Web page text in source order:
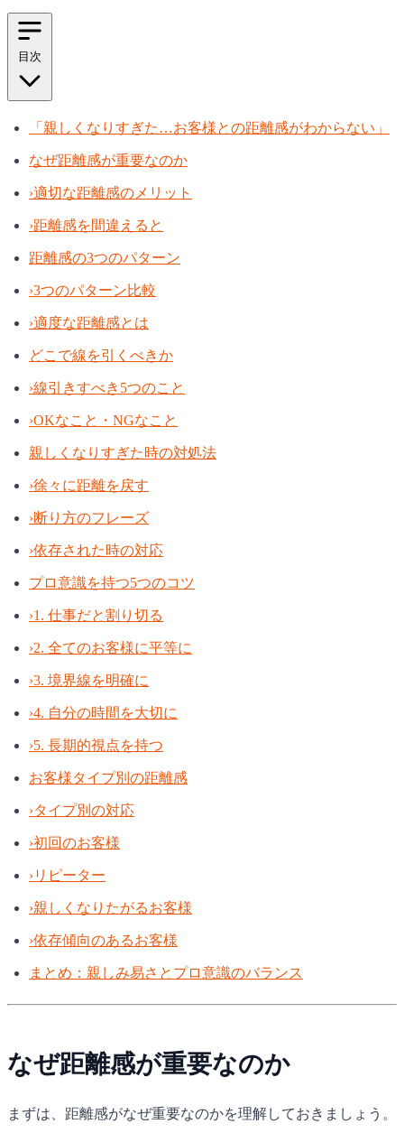
目次
「親しくなりすぎた…お客様との距離感がわからない」
なぜ距離感が重要なのか
›適切な距離感のメリット
›距離感を間違えると
距離感の3つのパターン
›3つのパターン比較
›適度な距離感とは
どこで線を引くべきか
›線引きすべき5つのこと
›OKなこと・NGなこと
親しくなりすぎた時の対処法
›徐々に距離を戻す
›断り方のフレーズ
›依存された時の対応
プロ意識を持つ5つのコツ
›1. 仕事だと割り切る
›2. 全てのお客様に平等に
›3. 境界線を明確に
›4. 自分の時間を大切に
›5. 長期的視点を持つ
お客様タイプ別の距離感
›タイプ別の対応
›初回のお客様
›リピーター
›親しくなりたがるお客様
›依存傾向のあるお客様
まとめ：親しみ易さとプロ意識のバランス
なぜ距離感が重要なのか
まずは、距離感がなぜ重要なのかを理解しておきましょう。